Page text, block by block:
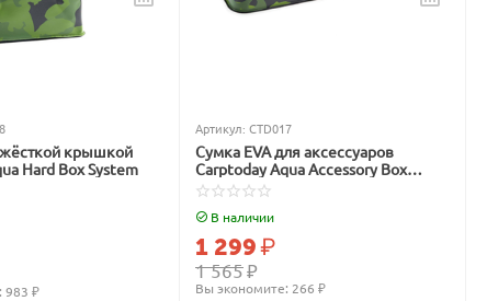
жёсткой крышкой
Hard Box System
983 ₽
Артикул: CTD017
Сумка EVA для аксессуаров
Carptoday Aqua Accessory Box
System
В наличии
1 565₽
1 299₽
Вы экономите: 266 ₽